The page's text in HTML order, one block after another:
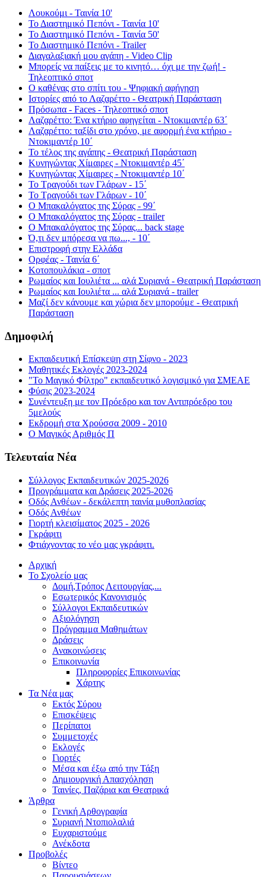
Λουκούμι - Ταινία 10'
Το Διαστημικό Πεπόνι - Ταινία 10'
Το Διαστημικό Πεπόνι - Ταινία 50'
Το Διαστημικό Πεπόνι - Trailer
Διαγαλαξιακή μου αγάπη - Video Clip
Μπορείς να παίξεις με το κινητό… όχι με την ζωή! -
Τηλεοπτικό σποτ
Ο καθένας στο σπίτι του - Ψηφιακή αφήγηση
Ιστορίες από το Λαζαρέττο - Θεατρική Παράσταση
Πρόσωπα - Faces - Τηλεοπτικό σποτ
Λαζαρέττο: Ένα κτήριο αφηγείται - Ντοκιμαντέρ 63΄
Λαζαρέττο: ταξίδι στο χρόνο, με αφορμή ένα κτήριο -
Ντοκιμαντέρ 10΄
Το τέλος της αγάπης - Θεατρική Παράσταση
Κυνηγώντας Χίμαιρες - Ντοκιμαντέρ 45΄
Κυνηγώντας Χίμαιρες - Ντοκιμαντέρ 10΄
Το Τραγούδι των Γλάρων - 15΄
Το Τραγούδι των Γλάρων - 10΄
Ο Μπακαλόγατος της Σύρας - 99΄
Ο Μπακαλόγατος της Σύρας - trailer
Ο Μπακαλόγατος της Σύρας... back stage
Ό,τι δεν μπόρεσα να πω..., - 10΄
Επιστροφή στην Ελλάδα
Ορφέας - Ταινία 6΄
Κοτοπουλάκια - σποτ
Ρωμαίος και Ιουλιέτα ... αλά Συριανά - Θεατρική Παράσταση
Ρωμαίος και Ιουλιέτα ... αλά Συριανά - trailer
Μαζί δεν κάνουμε και χώρια δεν μπορούμε - Θεατρική
Παράσταση
Δημοφιλή
Εκπαιδευτική Επίσκεψη στη Σίφνο - 2023
Μαθητικές Εκλογές 2023-2024
"Το Μαγικό Φίλτρο" εκπαιδευτικό λογισμικό για ΣΜΕΑΕ
Φύσις 2023-2024
Συνέντευξη με τον Πρόεδρο και τον Αντιπρόεδρο του
5μελούς
Εκδρομή στα Χρούσσα 2009 - 2010
Ο Μαγικός Αριθμός Π
Τελευταία Νέα
Σύλλογος Εκπαιδευτικών 2025-2026
Προγράμματα και Δράσεις 2025-2026
Οδός Ανθέων - δεκάλεπτη ταινία μυθοπλασίας
Οδός Ανθέων
Γιορτή κλεισίματος 2025 - 2026
Γκράφιτι
Φτιάχνοντας το νέο μας γκράφιτι.
Αρχική
Το Σχολείο μας
Δομή,Τρόπος Λειτουργίας,...
Εσωτερικός Κανονισμός
Σύλλογοι Εκπαιδευτικών
Αξιολόγηση
Πρόγραμμα Μαθημάτων
Δράσεις
Ανακοινώσεις
Επικοινωνία
Πληροφορίες Επικοινωνίας
Χάρτης
Τα Νέα μας
Εκτός Σύρου
Επισκέψεις
Περίπατοι
Συμμετοχές
Εκλογές
Γιορτές
Μέσα και έξω από την Τάξη
Δημιουργική Απασχόληση
Ταινίες, Παζάρια και Θεατρικά
Άρθρα
Γενική Αρθογραφία
Συριανή Ντοπιολαλιά
Ευχαριστούμε
Ανέκδοτα
Προβολές
Βίντεο